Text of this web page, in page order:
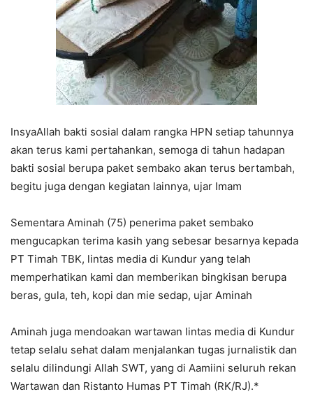
InsyaAllah bakti sosial dalam rangka HPN setiap tahunnya
akan terus kami pertahankan, semoga di tahun hadapan
bakti sosial berupa paket sembako akan terus bertambah,
begitu juga dengan kegiatan lainnya, ujar Imam
Sementara Aminah (75) penerima paket sembako
mengucapkan terima kasih yang sebesar besarnya kepada
PT Timah TBK, lintas media di Kundur yang telah
memperhatikan kami dan memberikan bingkisan berupa
beras, gula, teh, kopi dan mie sedap, ujar Aminah
Aminah juga mendoakan wartawan lintas media di Kundur
tetap selalu sehat dalam menjalankan tugas jurnalistik dan
selalu dilindungi Allah SWT, yang di Aamiini seluruh rekan
Wartawan dan Ristanto Humas PT Timah (RK/RJ).*